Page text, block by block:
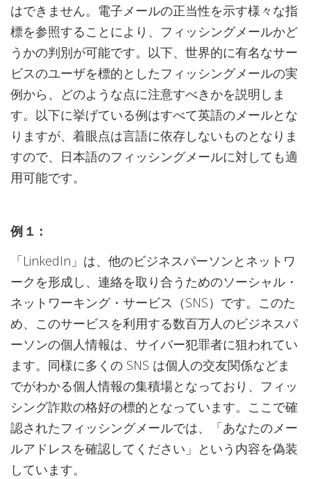
はできません。電子メールの正当性を示す様々な指
標を参照することにより、フィッシングメールかど
うかの判別が可能です。以下、世界的に有名なサー
ビスのユーザを標的としたフィッシングメールの実
例から、どのような点に注意すべきかを説明しま
す。以下に挙げている例はすべて英語のメールとな
りますが、着眼点は言語に依存しないものとなりま
すので、日本語のフィッシングメールに対しても適
用可能です。
例 １：
「LinkedIn」は、他のビジネスパーソンとネットワ
ークを形成し、連絡を取り合うためのソーシャル・
ネットワーキング・サービス（SNS）です。このた
め、このサービスを利用する数百万人のビジネスパ
ーソンの個人情報は、サイバー犯罪者に狙われてい
ます。同様に多くの SNS は個人の交友関係などま
でがわかる個人情報の集積場となっており、フィッ
シング詐欺の格好の標的となっています。ここで確
認されたフィッシングメールでは、「あなたのメー
ルアドレスを確認してください」という内容を偽装
しています。